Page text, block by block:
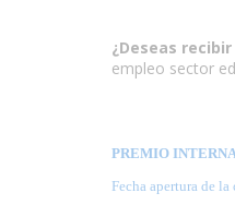
¿Deseas
empleo sector
PREMIO
Fecha apertura de